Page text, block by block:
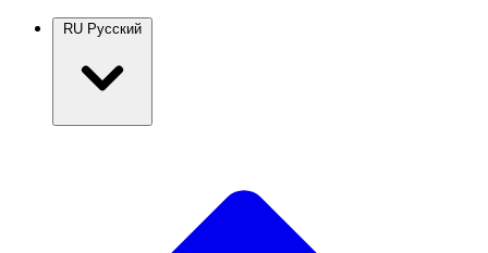
RU Русский